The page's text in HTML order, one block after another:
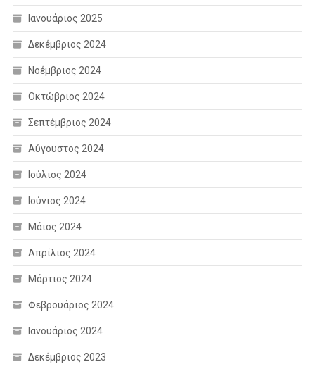
Ιανουάριος 2025
Δεκέμβριος 2024
Νοέμβριος 2024
Οκτώβριος 2024
Σεπτέμβριος 2024
Αύγουστος 2024
Ιούλιος 2024
Ιούνιος 2024
Μάιος 2024
Απρίλιος 2024
Μάρτιος 2024
Φεβρουάριος 2024
Ιανουάριος 2024
Δεκέμβριος 2023